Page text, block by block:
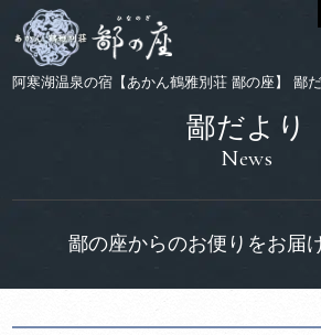
阿寒湖温泉の宿【あかん鶴雅別荘 鄙の座】 鄙
鄙だより
News
鄙の座からのお便りをお届